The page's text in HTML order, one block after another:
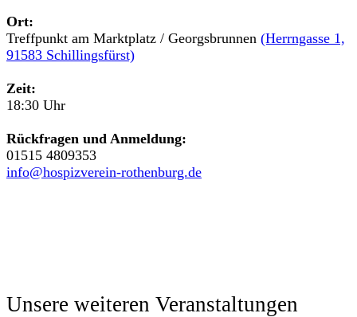
Ort:
Treffpunkt am Marktplatz / Georgsbrunnen (Herrngasse 1,
91583 Schillingsfürst)
Zeit:
18:30 Uhr
Rückfragen und Anmeldung:
01515 4809353
info@hospizverein-rothenburg.de
Unsere weiteren Veranstaltungen